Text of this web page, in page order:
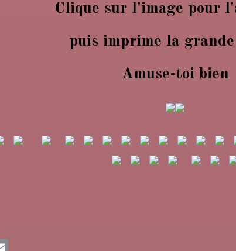
Clique sur l'image pour
puis imprime la
Amuse-toi bien